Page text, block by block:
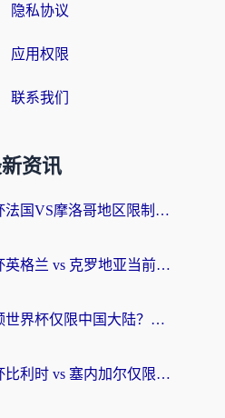
隐私协议
应用权限
联系我们
资讯
在国外看世界杯法国VS摩洛哥地区限制？这篇指南让你流畅看中文解说无压力
在国外看世界杯英格兰 vs 克罗地亚当前地区不可播放？这篇指南帮你搞定所有海外观赛难题
在海外看央视频世界杯仅限中国大陆？这篇指南帮你解锁中文解说+无卡顿直播
在海外看世界杯比利时 vs 塞内加尔仅限中国大陆？我找到了最流畅的中文解说之路